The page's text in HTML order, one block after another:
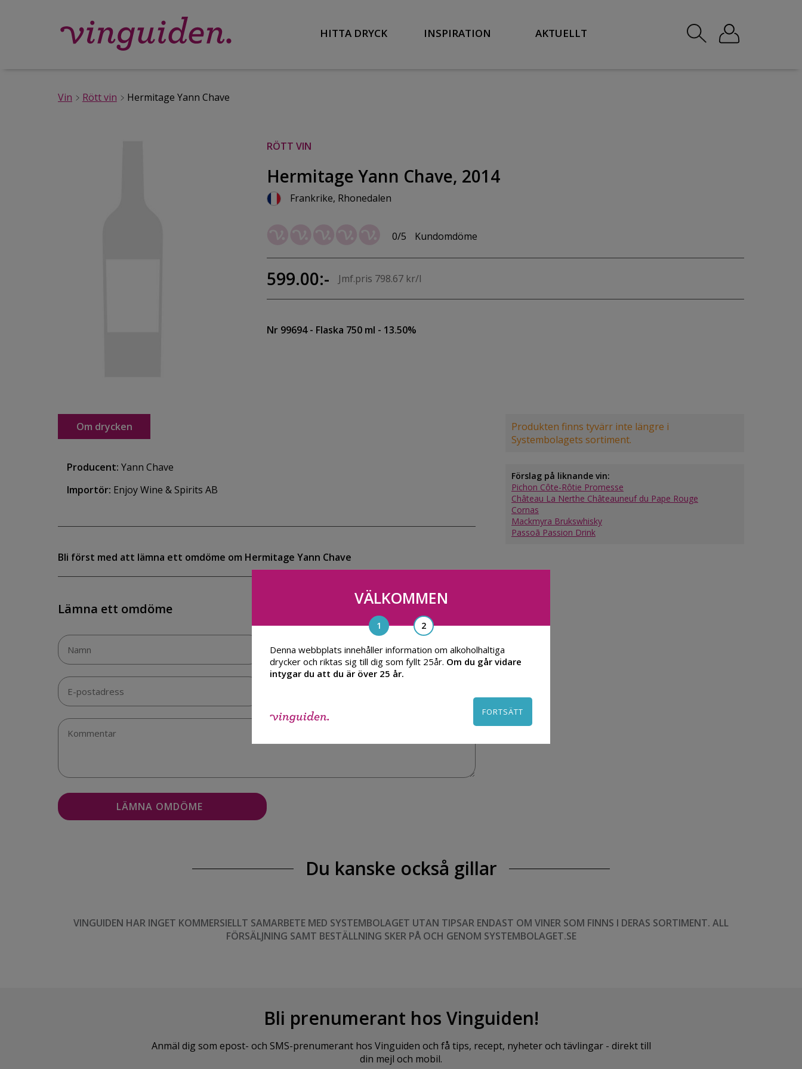
HITTA DRYCK INSPIRATION AKTUELLT
Vin Rött vin Hermitage Yann Chave
RÖTT VIN
Hermitage Yann Chave, 2014
Frankrike, Rhonedalen
0/5 Kundomdöme
599.00:- Jmf.pris 798.67 kr/l
Nr 99694 - Flaska 750 ml - 13.50%
Produkten finns tyvärr inte längre i
Systembolagets sortiment.
Förslag på liknande vin:
Pichon Côte-Rôtie Promesse
Château La Nerthe Châteauneuf du Pape Rouge
Cornas
Mackmyra Brukswhisky
Passoã Passion Drink
Om drycken
Producent: Yann Chave
Importör: Enjoy Wine & Spirits AB
Bli först med att lämna ett omdöme om Hermitage Yann Chave
Lämna ett omdöme
Du kanske också gillar
VINGUIDEN HAR INGET KOMMERSIELLT SAMARBETE MED SYSTEMBOLAGET UTAN TIPSAR ENDAST OM VINER SOM FINNS I DERAS SORTIMENT. ALL
FÖRSÄLJNING SAMT BESTÄLLNING SKER PÅ OCH GENOM SYSTEMBOLAGET.SE
Bli prenumerant hos Vinguiden!
Anmäl dig som epost- och SMS-prenumerant hos Vinguiden och få tips, recept, nyheter och tävlingar - direkt till
din mejl och mobil.
VÄLKOMMEN
Denna webbplats innehåller information om alkoholhaltiga
drycker och riktas sig till dig som fyllt 25år. Om du går vidare
intygar du att du är över 25 år.
FORTSÄTT